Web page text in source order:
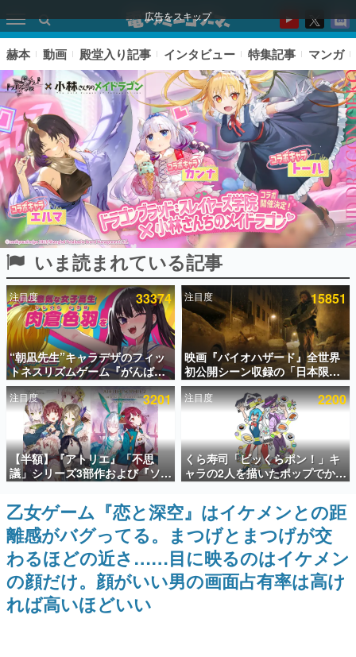
広告をスキップ
ピックアップ
電ファミのいま読まれている記事ランキング
アプリセール情報
インタビュー
連載・特集一覧
殿堂入り記事
SNS拡散数が数千以上！ ページビュー数万以上！ などな
ど。多くの人々に読まれた、電ファミ渾身の“殿堂入り”記
事をまとめました。
ゲームの企画書
名作ゲームクリエイターの方々に製作時のエピソードをお
聞きし、ヒットする企画（ゲーム）とは何か？を探ってい
きます。
赫本
この物語を解いてはいけない。『赫本』は、〈試験問題〉
の形をした短編ホラー小説集です。
赫本 動画 殿堂入り記事 インタビュー 特集記事 マンガ
いま読まれている記事
注目度 33374
“朝凪先生”キャラデザのフィッ
トネスリズムゲーム『がんば
れ！チアリズム』Steamストア
ページが公開。キャラクターの
CVは陽向葵ゅかさん
注目度 15851
映画『バイオハザード』全世界
初公開シーン収録の「日本限
定」予告映像が解禁。バイオの
日（8月10日）にあわせて、
「ラクーンシティ総合病院」へ
行く配達人の姿が披露
注目度 3201
【半額】『アトリエ』「不思
議」シリーズ3部作および『ソフ
ィーのアトリエ2』公式画集の
Kindle版が50%オフとなるセー
ルが開催中。各作品の設定画や
美麗なイラストの数々をふんだ
んに収録
注目度 2200
くら寿司「ビッくらポン！」キ
ャラの2人を描いたポップでかわ
いいコラボイラストが公開。コ
ラボイラストを使用した限定T
シャツ&ステッカーがアソビシ
ステム主催「Akaku展」にて販
売へ
乙女ゲーム『恋と深空』はイケメンとの距
離感がバグってる。まつげとまつげが交
わるほどの近さ……目に映るのはイケメン
の顔だけ。顔がいい男の画面占有率は高け
れば高いほどいい